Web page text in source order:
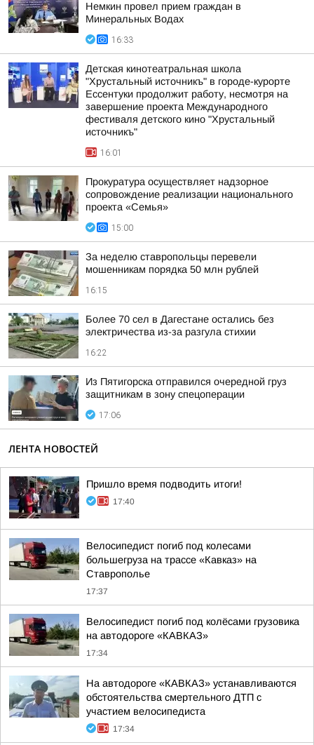
Немкин провел прием граждан в
Минеральных Водах
16:33
Детская кинотеатральная школа
"Хрустальный источникъ" в городе-курорте
Ессентуки продолжит работу, несмотря на
завершение проекта Международного
фестиваля детского кино "Хрустальный
источникъ"
16:01
Прокуратура осуществляет надзорное
сопровождение реализации национального
проекта «Семья»
15:00
За неделю ставропольцы перевели
мошенникам порядка 50 млн рублей
16:15
Более 70 сел в Дагестане остались без
электричества из-за разгула стихии
16:22
Из Пятигорска отправился очередной груз
защитникам в зону спецоперации
17:06
ЛЕНТА НОВОСТЕЙ
Пришло время подводить итоги!
17:40
Велосипедист погиб под колесами
большегруза на трассе «Кавказ» на
Ставрополье
17:37
Велосипедист погиб под колёсами грузовика
на автодороге «КАВКАЗ»
17:34
На автодороге «КАВКАЗ» устанавливаются
обстоятельства смертельного ДТП с
участием велосипедиста
17:34